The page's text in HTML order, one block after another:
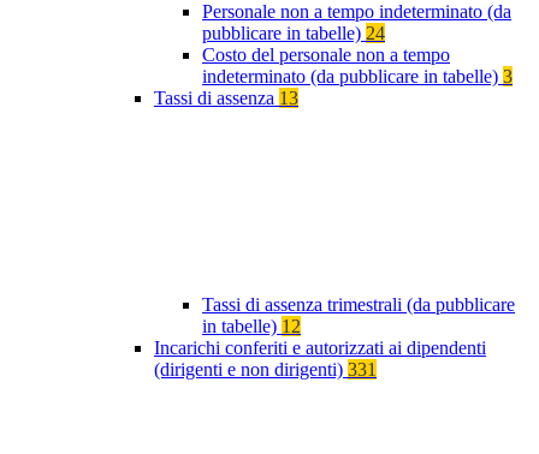
Personale non a tempo indeterminato (da
pubblicare in tabelle) 24
Costo del personale non a tempo
indeterminato (da pubblicare in tabelle) 3
Tassi di assenza 13
Tassi di assenza trimestrali (da pubblicare
in tabelle) 12
Incarichi conferiti e autorizzati ai dipendenti
(dirigenti e non dirigenti) 331